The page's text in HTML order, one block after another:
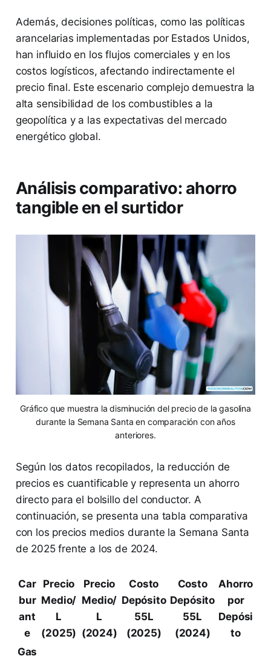
Además, decisiones políticas, como las políticas
arancelarias implementadas por Estados Unidos,
han influido en los flujos comerciales y en los
costos logísticos, afectando indirectamente el
precio final. Este escenario complejo demuestra la
alta sensibilidad de los combustibles a la
geopolítica y a las expectativas del mercado
energético global.
Análisis comparativo: ahorro
tangible en el surtidor
Gráfico que muestra la disminución del precio de la gasolina
durante la Semana Santa en comparación con años
anteriores.
Según los datos recopilados, la reducción de
precios es cuantificable y representa un ahorro
directo para el bolsillo del conductor. A
continuación, se presenta una tabla comparativa
con los precios medios durante la Semana Santa
de 2025 frente a los de 2024.
Car
bur
ant
e
Precio
Medio/
L
(2025)
Precio
Medio/
L
(2024)
Costo
Depósito
55L
(2025)
Costo
Depósito
55L
(2024)
Ahorro
por
Depósi
to
Gas